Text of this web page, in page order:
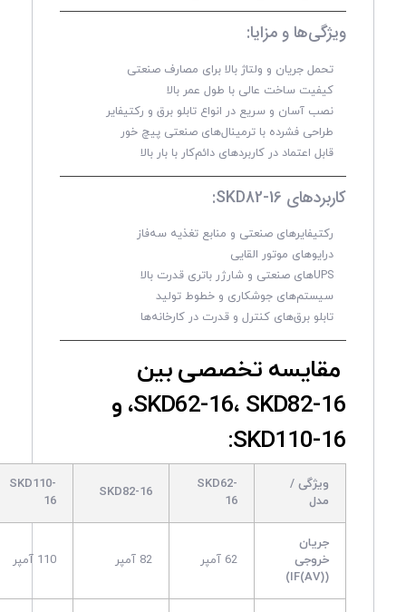
ویژگی‌ها و مزایا:
تحمل جریان و ولتاژ بالا برای مصارف صنعتی
کیفیت ساخت عالی با طول عمر بالا
نصب آسان و سریع در انواع تابلو برق و رکتیفایر
طراحی فشرده با ترمینال‌های صنعتی پیچ خور
قابل اعتماد در کاربردهای دائم‌کار با بار بالا
کاربردهای SKD82-16:
رکتیفایرهای صنعتی و منابع تغذیه سه‌فاز
درایوهای موتور القایی
UPSهای صنعتی و شارژر باتری قدرت بالا
سیستم‌های جوشکاری و خطوط تولید
تابلو برق‌های کنترل و قدرت در کارخانه‌ها
مقایسه تخصصی بین
SKD62-16، SKD82-16، و
SKD110-16:
ویژگی /
مدل
SKD62-
16
SKD82-16
SKD110-
16
جریان
خروجی
(IF(AV))
62 آمپر 82 آمپر 110 آمپر